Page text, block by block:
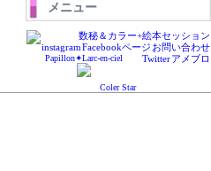
メニュー
数秘＆カラー+絵本セッション
お問い合わせ
Facebookページ
instagram
アメブロ
Twitter
Papillon✦Larc-en-ciel
Coler Star